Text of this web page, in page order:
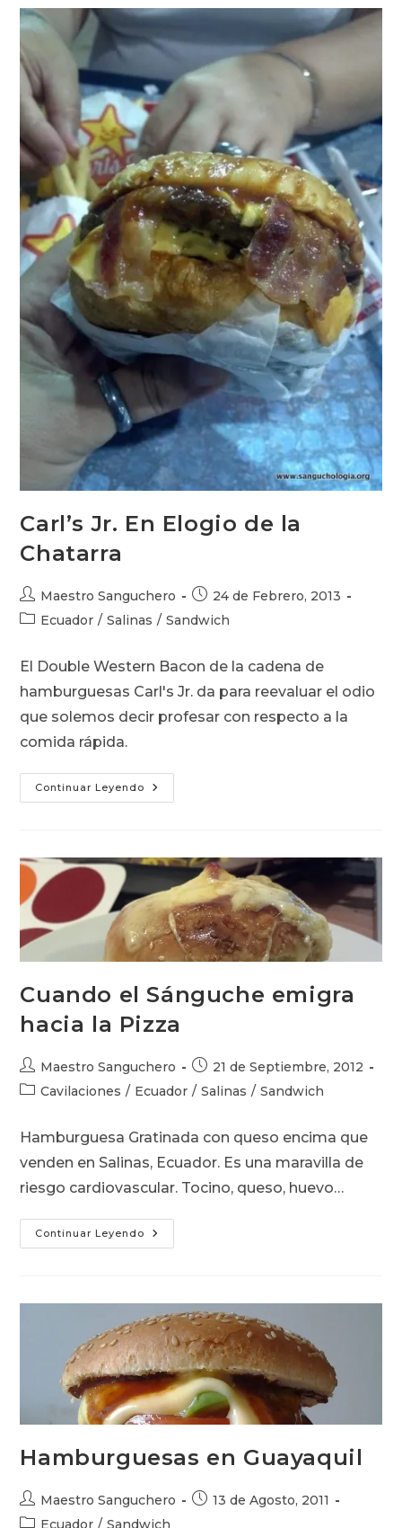
Carl’s Jr. En Elogio de la
Chatarra
Autor
de
Maestro Sanguchero
Publicación
de
24 de Febrero, 2013
Categoría
entrada:
Ecuador / Salinas / Sandwich
El Double Western Bacon de la cadena de
hamburguesas Carl's Jr. da para reevaluar el odio
que solemos decir profesar con respecto a la
comida rápida.
Continuar Leyendo Carl’s
Jr.
Chatarra
Cuando el Sánguche emigra
hacia la Pizza
Autor
de
Maestro Sanguchero
Publicación
de
21 de Septiembre, 2012
Categoría
entrada:
Cavilaciones / Ecuador / Salinas / Sandwich
Hamburguesa Gratinada con queso encima que
venden en Salinas, Ecuador. Es una maravilla de
riesgo cardiovascular. Tocino, queso, huevo…
Continuar Leyendo Cuando
El
Pizza
Hamburguesas en Guayaquil
Autor
de
Maestro Sanguchero
Publicación
13 de Agosto, 2011
Categoría
Ecuador / Sandwich